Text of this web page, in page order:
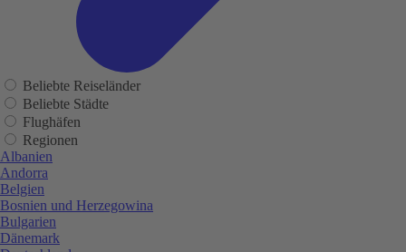
Beliebte Reiseländer
Beliebte Städte
Flughäfen
Regionen
Albanien
Andorra
Belgien
Bosnien und Herzegowina
Bulgarien
Dänemark